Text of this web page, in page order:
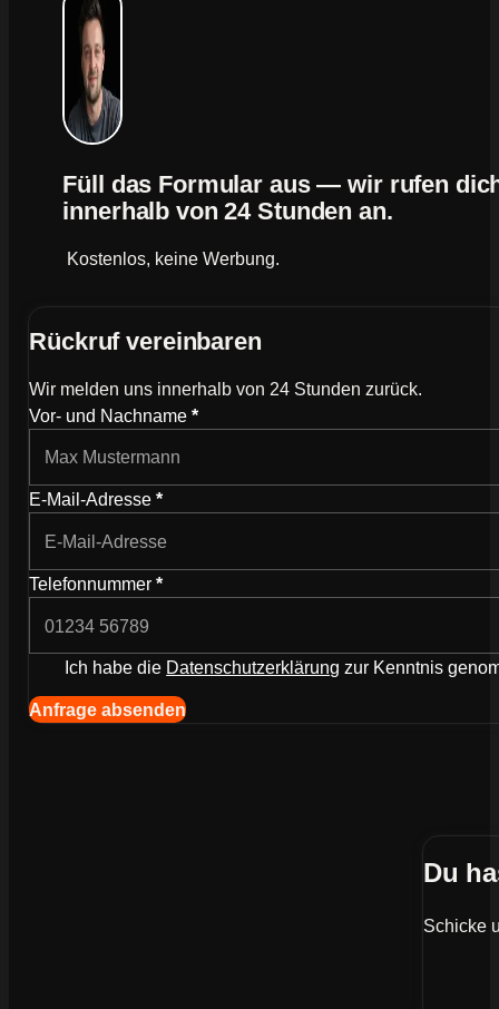
Rückruf vereinbaren
Wir melden uns innerhalb von 24 Stunden zurück.
Wie können wir dich kontaktieren?
Vor- und Nachname *
E-Mail-Adresse *
Telefonnummer *
Ich habe die Datenschutzerklärung zur Kenntnis
Navigation (Kopie) (Kopieren) (Kopieren)
Anfrage absenden
Füll das Formular aus — wir rufen
innerhalb von 24 Stunden an.
Kostenlos, keine Werbung.
Du
Schicke